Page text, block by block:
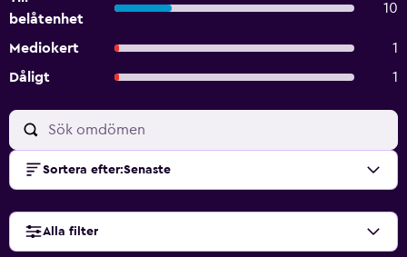
belåtenhet
10
Mediokert
1
Dåligt
1
Sortera efter:Senaste
Alla filter